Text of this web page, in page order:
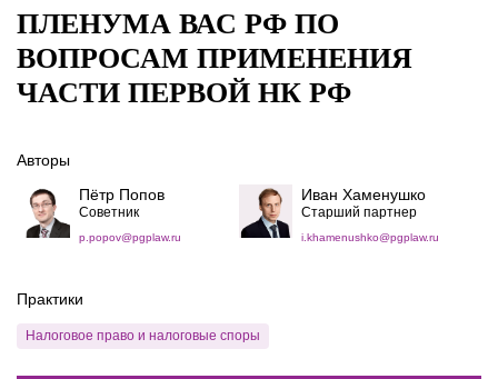
ПЛЕНУМА ВАС РФ ПО
ВОПРОСАМ ПРИМЕНЕНИЯ
ЧАСТИ ПЕРВОЙ НК РФ
Авторы
Пётр Попов
Советник
p.popov@pgplaw.ru
Иван Хаменушко
Старший партнер
i.khamenushko@pgplaw.ru
Практики
Налоговое право и налоговые споры